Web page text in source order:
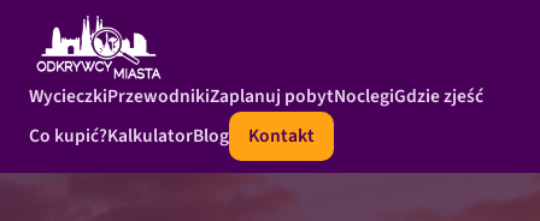
WycieczkiPrzewodnikiZaplanuj pobytNoclegiGdzie zjeść
Co kupić?KalkulatorBlog Kontakt